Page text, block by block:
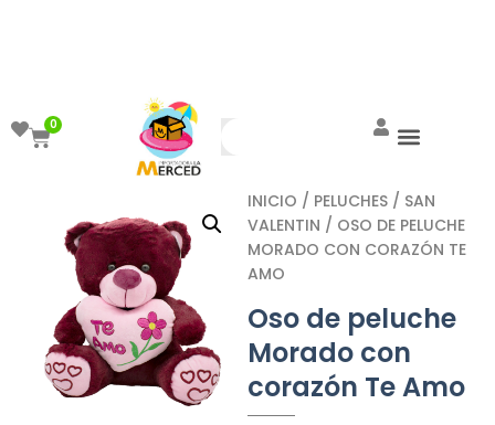
0
INICIO / PELUCHES / SAN
VALENTIN / OSO DE PELUCHE
MORADO CON CORAZÓN TE
AMO
Oso de peluche
Morado con
corazón Te Amo